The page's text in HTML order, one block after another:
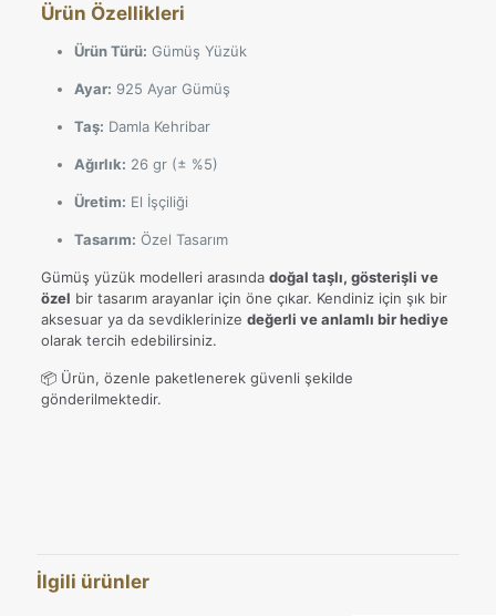
Ürün Özellikleri
Ürün Türü: Gümüş Yüzük
Ayar: 925 Ayar Gümüş
Taş: Damla Kehribar
Ağırlık: 26 gr (± %5)
Üretim: El İşçiliği
Tasarım: Özel Tasarım
Gümüş yüzük modelleri arasında doğal taşlı, gösterişli ve
özel bir tasarım arayanlar için öne çıkar. Kendiniz için şık bir
aksesuar ya da sevdiklerinize değerli ve anlamlı bir hediye
olarak tercih edebilirsiniz.
📦 Ürün, özenle paketlenerek güvenli şekilde
gönderilmektedir.
Yüzük – El İşçiliği, 26 Gram Özel
Tasarım” için yorum yapan ilk kişi siz
İlgili ürünler